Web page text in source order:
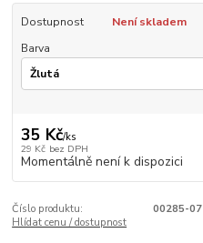
Dostupnost
Není skladem
Barva
35 Kč/ks
29 Kč bez DPH
Momentálně není k dispozici
Číslo produktu:
00285-07
Hlídat cenu / dostupnost